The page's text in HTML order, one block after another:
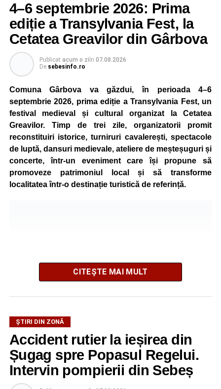
4–6 septembrie 2026: Prima
ediție a Transylvania Fest, la
Cetatea Greavilor din Gârbova
Publicat acum o ziîn 07.08.2026
De sebesinfo.ro
Comuna Gârbova va găzdui, în perioada 4–6
septembrie 2026, prima ediție a Transylvania Fest, un
festival medieval și cultural organizat la Cetatea
Greavilor. Timp de trei zile, organizatorii promit
reconstituiri istorice, turniruri cavalerești, spectacole
de luptă, dansuri medievale, ateliere de meșteșuguri și
concerte, într-un eveniment care își propune să
promoveze patrimoniul local și să transforme
localitatea într-o destinație turistică de referință.
Festivalul este organizat de
Liberi, în parteneriat cuPrimăria Comunei Gârbova
Ordinul Cetății Mühlbach, iar accesul publicului va fi
gratuit pe întreaga durată a manifestării.
Cetatea Greavilor și zona centrală a comunei vor fi
CITEȘTE MAI MULT
ȘTIRI DIN ZONĂ
Accident rutier la ieșirea din
Șugag spre Popasul Regelui.
Intervin pompierii din Sebeș